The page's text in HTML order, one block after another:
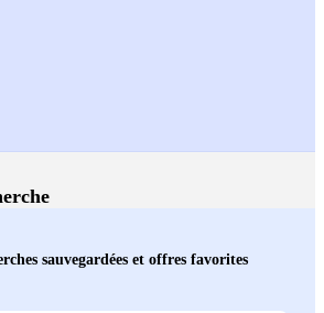
sauvegardées et offres favorites